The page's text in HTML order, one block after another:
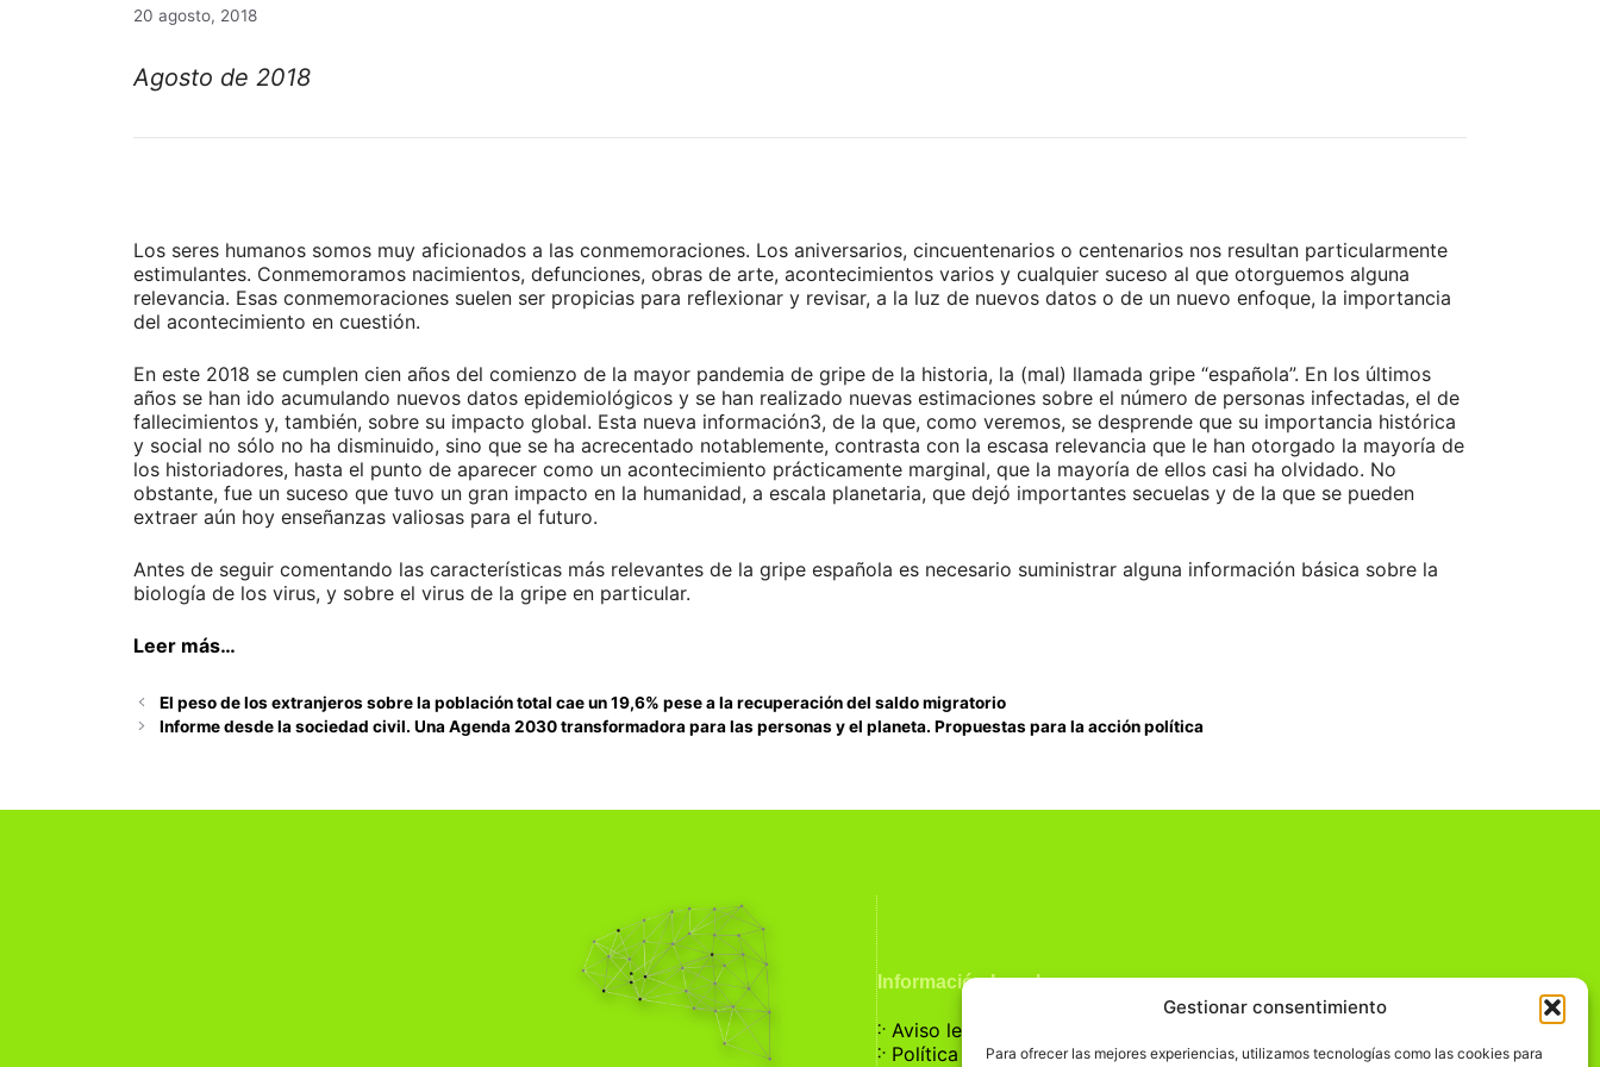
Gestionar consentimiento
Para ofrecer las mejores experiencias, utilizamos tecnologías como las cookies para
20 agosto, 2018
Agosto de 2018
Los seres humanos somos muy aficionados a las conmemoraciones. Los aniversarios, cincuentenarios o centenarios nos resultan particularmente
estimulantes. Conmemoramos nacimientos, defunciones, obras de arte, acontecimientos varios y cualquier suceso al que otorguemos alguna
relevancia. Esas conmemoraciones suelen ser propicias para reflexionar y revisar, a la luz de nuevos datos o de un nuevo enfoque, la importancia
del acontecimiento en cuestión.
En este 2018 se cumplen cien años del comienzo de la mayor pandemia de gripe de la historia, la (mal) llamada gripe “española”. En los últimos
años se han ido acumulando nuevos datos epidemiológicos y se han realizado nuevas estimaciones sobre el número de personas infectadas, el de
fallecimientos y, también, sobre su impacto global. Esta nueva información3, de la que, como veremos, se desprende que su importancia histórica
y social no sólo no ha disminuido, sino que se ha acrecentado notablemente, contrasta con la escasa relevancia que le han otorgado la mayoría de
los historiadores, hasta el punto de aparecer como un acontecimiento prácticamente marginal, que la mayoría de ellos casi ha olvidado. No
obstante, fue un suceso que tuvo un gran impacto en la humanidad, a escala planetaria, que dejó importantes secuelas y de la que se pueden
extraer aún hoy enseñanzas valiosas para el futuro.
Antes de seguir comentando las características más relevantes de la gripe española es necesario suministrar alguna información básica sobre la
biología de los virus, y sobre el virus de la gripe en particular.
Leer más…
El peso de los extranjeros sobre la población total cae un 19,6% pese a la recuperación del saldo migratorio
Informe desde la sociedad civil. Una Agenda 2030 transformadora para las personas y el planeta. Propuestas para la acción política
Información Legal
჻Aviso legal
჻Política de privacidad